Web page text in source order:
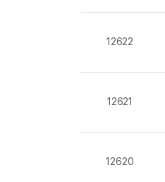
12622
12621
12620